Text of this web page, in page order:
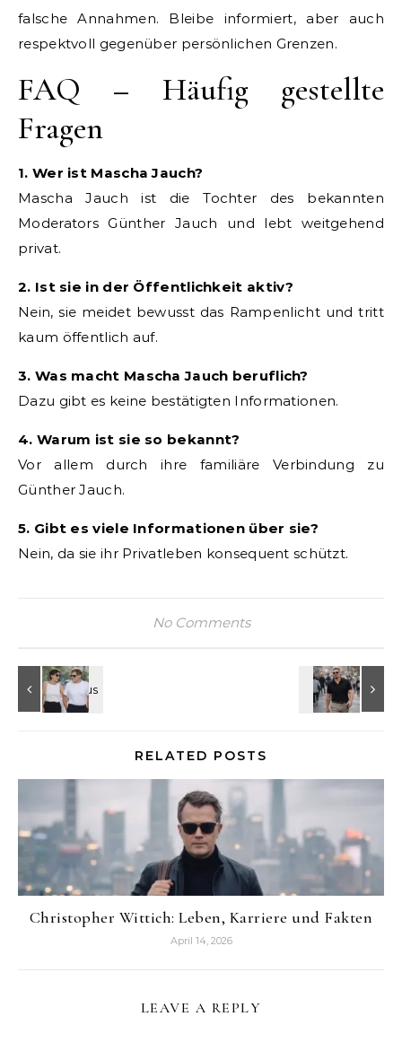
falsche Annahmen. Bleibe informiert, aber auch
respektvoll gegenüber persönlichen Grenzen.
FAQ – Häufig gestellte
Fragen
1. Wer ist Mascha Jauch?
Mascha Jauch ist die Tochter des bekannten
Moderators Günther Jauch und lebt weitgehend
privat.
2. Ist sie in der Öffentlichkeit aktiv?
Nein, sie meidet bewusst das Rampenlicht und tritt
kaum öffentlich auf.
3. Was macht Mascha Jauch beruflich?
Dazu gibt es keine bestätigten Informationen.
4. Warum ist sie so bekannt?
Vor allem durch ihre familiäre Verbindung zu
Günther Jauch.
5. Gibt es viele Informationen über sie?
Nein, da sie ihr Privatleben konsequent schützt.
No Comments
RELATED POSTS
Christopher Wittich: Leben, Karriere und Fakten
April 14, 2026
LEAVE A REPLY